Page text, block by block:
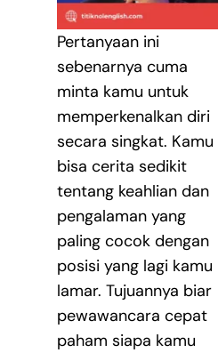
Pertanyaan ini
sebenarnya cuma
minta kamu untuk
memperkenalkan diri
secara singkat. Kamu
bisa cerita sedikit
tentang keahlian dan
pengalaman yang
paling cocok dengan
posisi yang lagi kamu
lamar. Tujuannya biar
pewawancara cepat
paham siapa kamu